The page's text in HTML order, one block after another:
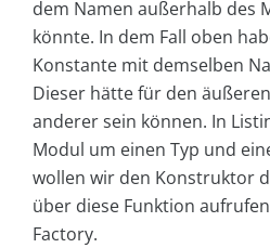
dem Namen außerhalb des
könnte. In dem Fall oben
Konstante mit demselben
Dieser hätte für den
anderer sein können. In
Modul um einen Typ und
wollen wir den Konstruktor
über diese Funktion
Factory.